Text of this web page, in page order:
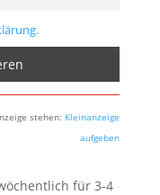
stehen: Kleinanzeige
aufgeben
für 3-4